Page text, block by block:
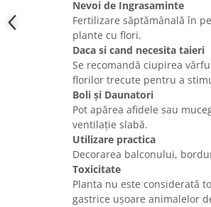
Nevoi de Ingrasaminte
Fertilizare săptămânală în
plante cu flori.
Daca si cand necesita taieri
Se recomandă ciupirea
florilor trecute pentru a
Boli și Daunatori
Pot apărea afidele sau
ventilație slabă.
Utilizare practica
Decorarea balconului,
Toxicitate
Planta nu este considerată
gastrice ușoare animalelor